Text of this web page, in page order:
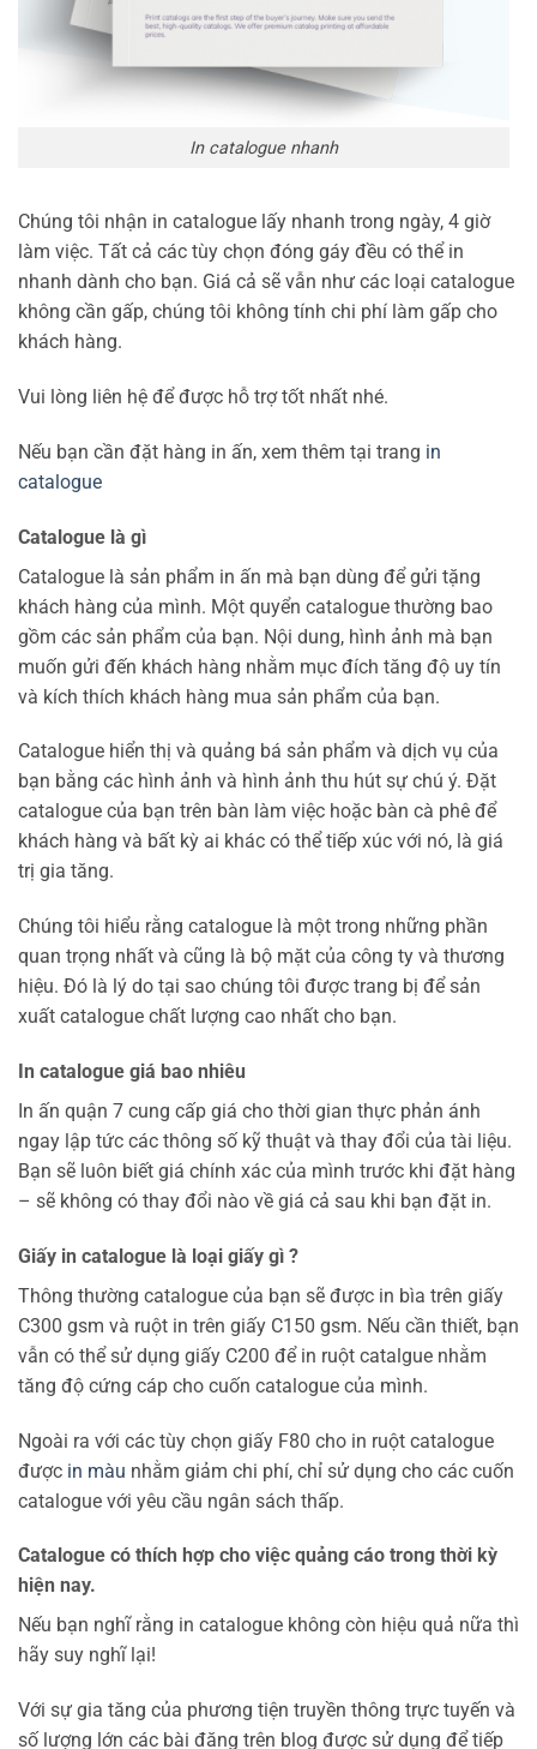
In catalogue nhanh
Chúng tôi nhận in catalogue lấy nhanh trong ngày, 4 giờ
làm việc. Tất cả các tùy chọn đóng gáy đều có thể in
nhanh dành cho bạn. Giá cả sẽ vẫn như các loại catalogue
không cần gấp, chúng tôi không tính chi phí làm gấp cho
khách hàng.
Vui lòng liên hệ để được hỗ trợ tốt nhất nhé.
Nếu bạn cần đặt hàng in ấn, xem thêm tại trang in
catalogue
Catalogue là gì
Catalogue là sản phẩm in ấn mà bạn dùng để gửi tặng
khách hàng của mình. Một quyển catalogue thường bao
gồm các sản phẩm của bạn. Nội dung, hình ảnh mà bạn
muốn gửi đến khách hàng nhằm mục đích tăng độ uy tín
và kích thích khách hàng mua sản phẩm của bạn.
Catalogue hiển thị và quảng bá sản phẩm và dịch vụ của
bạn bằng các hình ảnh và hình ảnh thu hút sự chú ý. Đặt
catalogue của bạn trên bàn làm việc hoặc bàn cà phê để
khách hàng và bất kỳ ai khác có thể tiếp xúc với nó, là giá
trị gia tăng.
Chúng tôi hiểu rằng catalogue là một trong những phần
quan trọng nhất và cũng là bộ mặt của công ty và thương
hiệu. Đó là lý do tại sao chúng tôi được trang bị để sản
xuất catalogue chất lượng cao nhất cho bạn.
In catalogue giá bao nhiêu
In ấn quận 7 cung cấp giá cho thời gian thực phản ánh
ngay lập tức các thông số kỹ thuật và thay đổi của tài liệu.
Bạn sẽ luôn biết giá chính xác của mình trước khi đặt hàng
– sẽ không có thay đổi nào về giá cả sau khi bạn đặt in.
Giấy in catalogue là loại giấy gì ?
Thông thường catalogue của bạn sẽ được in bìa trên giấy
C300 gsm và ruột in trên giấy C150 gsm. Nếu cần thiết, bạn
vẫn có thể sử dụng giấy C200 để in ruột catalgue nhằm
tăng độ cứng cáp cho cuốn catalogue của mình.
Ngoài ra với các tùy chọn giấy F80 cho in ruột catalogue
được in màu nhằm giảm chi phí, chỉ sử dụng cho các cuốn
catalogue với yêu cầu ngân sách thấp.
Catalogue có thích hợp cho việc quảng cáo trong thời kỳ
hiện nay.
Nếu bạn nghĩ rằng in catalogue không còn hiệu quả nữa thì
hãy suy nghĩ lại!
Với sự gia tăng của phương tiện truyền thông trực tuyến và
số lượng lớn các bài đăng trên blog được sử dụng để tiếp